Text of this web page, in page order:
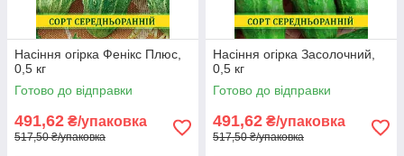
Насіння огірка Фенікс Плюс,
0,5 кг
Готово до відправки
491,62 ₴/упаковка
517,50 ₴/упаковка
Насіння огірка Засолочний,
0,5 кг
Готово до відправки
491,62 ₴/упаковка
517,50 ₴/упаковка